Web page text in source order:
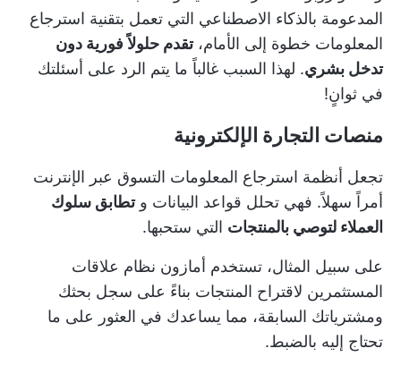
المدعومة بالذكاء الاصطناعي التي تعمل بتقنية استرجاع
المعلومات خطوة إلى الأمام،تقدم حلولاً فورية دون
تدخل بشري. لهذا السبب غالباً ما يتم الرد على أسئلتك
في ثوانٍ!
منصات التجارة الإلكترونية
تجعل أنظمة استرجاع المعلومات التسوق عبر الإنترنت
أمراً سهلاً. فهي تحلل قواعد البيانات وتطابق سلوك
العملاء لتوصي بالمنتجات التي ستحبها.
على سبيل المثال، تستخدم أمازون نظام علاقات
المستثمرين لاقتراح المنتجات بناءً على سجل بحثك
ومشترياتك السابقة، مما يساعدك في العثور على ما
تحتاج إليه بالضبط.